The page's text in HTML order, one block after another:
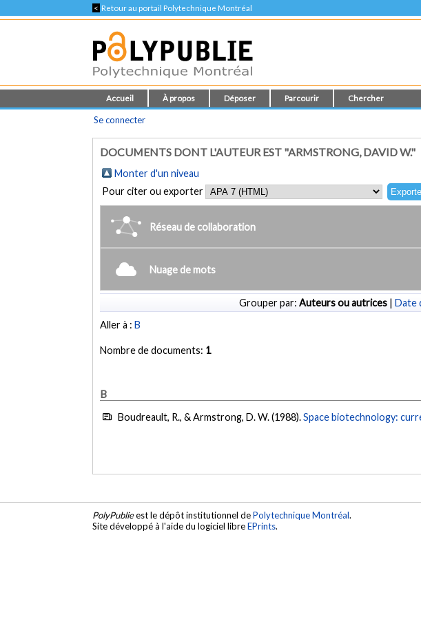
< Retour au portail Polytechnique Montréal
Accueil À propos Déposer Parcourir Chercher
Se connecter
DOCUMENTS DONT L'AUTEUR EST "ARMSTRONG, DAVID W."
Monter d'un niveau
Pour citer ou exporter
Réseau de collaboration
Nuage de mots
Grouper par: Auteurs ou autrices | Date
Aller à :B
Nombre de documents: 1
B
Boudreault, R., & Armstrong, D. W. (1988).Space biotechnology:
PolyPublieest le dépôt institutionnel dePolytechnique Montréal.
Site développé à l'aide du logiciel libreEPrints.